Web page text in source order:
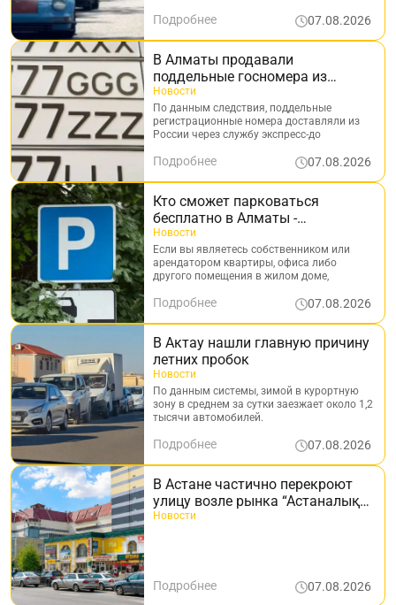
Подробнее 07.08.2026
В Алматы продавали
поддельные госномера из
России - задержан
подозреваемый
Новости
По данным следствия, поддельные
регистрационные номера доставляли из
России через службу экспресс-до
Подробнее 07.08.2026
Кто сможет парковаться
бесплатно в Алматы -
опубликованы новые правила
Новости
Если вы являетесь собственником или
арендатором квартиры, офиса либо
другого помещения в жилом доме,
Подробнее 07.08.2026
В Актау нашли главную причину
летних пробок
Новости
По данным системы, зимой в курортную
зону в среднем за сутки заезжает около 1,2
тысячи автомобилей.
Подробнее 07.08.2026
В Астане частично перекроют
улицу возле рынка “Астаналық
базар“
Новости
Подробнее 07.08.2026